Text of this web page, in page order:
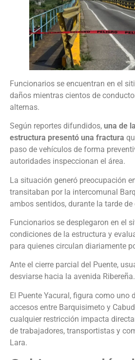
Funcionarios se encuentran en el
daños mientras cientos de
alternas.
Según reportes difundidos, una de
estructura presentó una fractura
paso de vehículos de forma
autoridades inspeccionan el área.
La situación generó preocupación
transitaban por la intercomunal
ambos sentidos, durante la tarde de
Funcionarios se desplegaron en el
condiciones de la estructura y
para quienes circulan diariamente
Ante el cierre parcial del Puente,
desviarse hacia la avenida Ribereña.
El Puente Yacural, figura como uno
accesos entre Barquisimeto y
cualquier restricción impacta
de trabajadores, transportistas y
Lara.